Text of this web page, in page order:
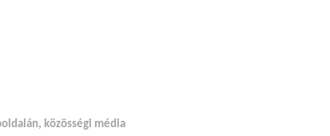
közösségi média